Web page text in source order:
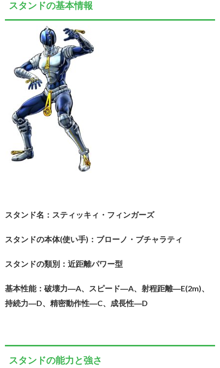
スタンドの基本情報
スタンド名：スティッキィ・フィンガーズ
スタンドの本体(使い手)：ブローノ・ブチャラティ
スタンドの類別：近距離パワー型
基本性能：破壊力―A、スピード―A、射程距離―E(2m)、
持続力―D、精密動作性―C、成長性―D
スタンドの能力と強さ